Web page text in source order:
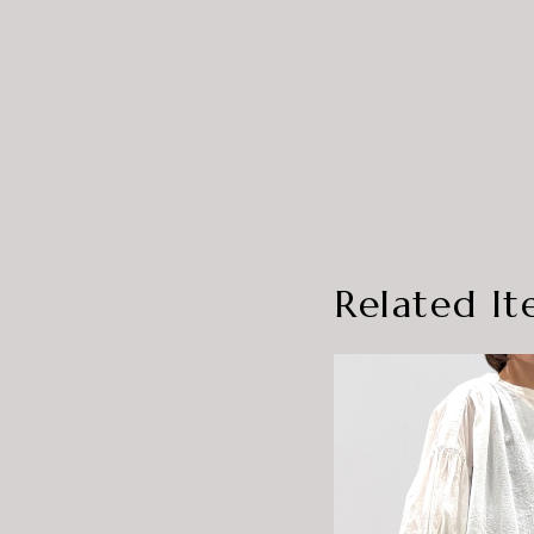
Related